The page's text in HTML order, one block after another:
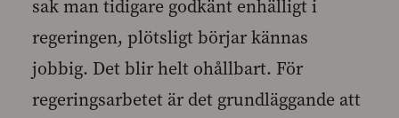
sak man tidigare godkänt enhälligt i
regeringen, plötsligt börjar kännas
jobbig. Det blir helt ohållbart. För
regeringsarbetet är det grundläggande att